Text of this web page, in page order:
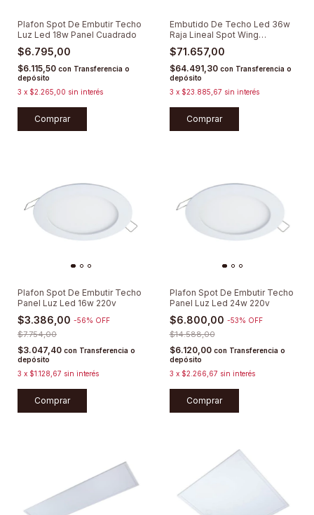
Plafon Spot De Embutir Techo
Luz Led 18w Panel Cuadrado
$6.795,00
$6.115,50 con Transferencia o
depósito
3 x $2.265,00 sin interés
Comprar
Embutido De Techo Led 36w
Raja Lineal Spot Wing
Lumenac
$71.657,00
$64.491,30 con Transferencia o
depósito
3 x $23.885,67 sin interés
Comprar
Plafon Spot De Embutir Techo
Panel Luz Led 16w 220v
$3.386,00 -56% OFF
$7.754,00
$3.047,40 con Transferencia o
depósito
3 x $1.128,67 sin interés
Comprar
Plafon Spot De Embutir Techo
Panel Luz Led 24w 220v
$6.800,00 -53% OFF
$14.588,00
$6.120,00 con Transferencia o
depósito
3 x $2.266,67 sin interés
Comprar